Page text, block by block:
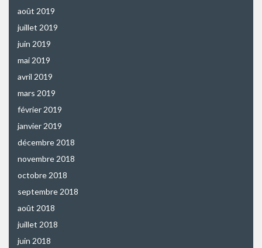
août 2019
juillet 2019
juin 2019
mai 2019
avril 2019
mars 2019
février 2019
janvier 2019
décembre 2018
novembre 2018
octobre 2018
septembre 2018
août 2018
juillet 2018
juin 2018